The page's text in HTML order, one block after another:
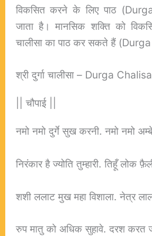
विकसित करने के लिए पाठ
जाता है। मानसिक शक्ति को
चालीसा का पाठ कर सकते हैं
श्री दुर्गा चालीसा – Durga
|| चौपाई ||
नमो नमो दुर्गे सुख करनी. नमो नमो
निरंकार है ज्योति तुम्हारी. तिहूँ लोक
शशी ललाट मुख महा विशाला. नेत्र
रुप मातु को अधिक सुहावे. दरश करत